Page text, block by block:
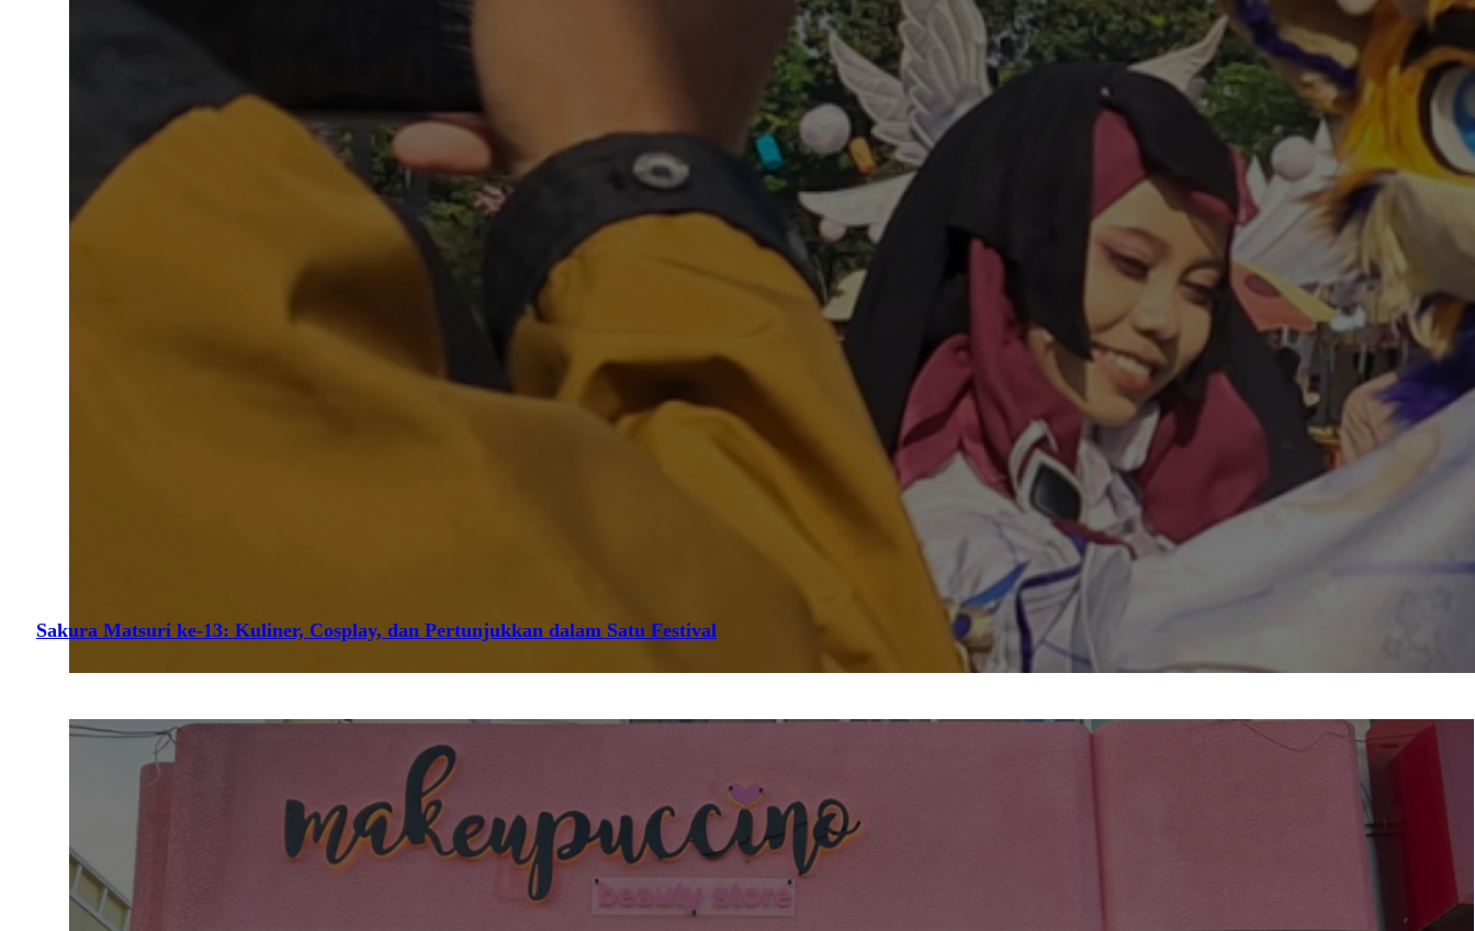
Sakura Matsuri ke-13: Kuliner, Cosplay, dan Pertunjukkan dalam Satu Festival